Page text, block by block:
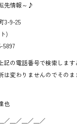
先情報～♪
3-9-25
)
5897
記の電話番号で検索しま
は変わりませんのでその
也
／＿／＿／＿／